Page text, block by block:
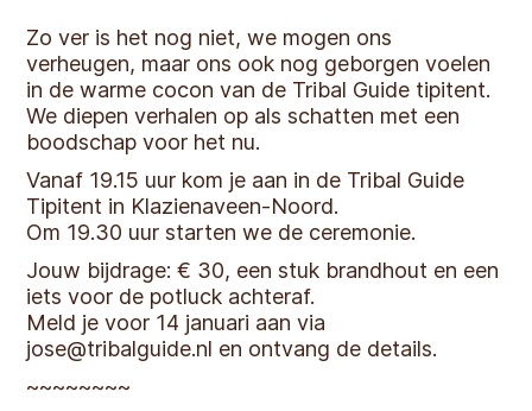
Zo ver is het nog niet, we mogen ons
verheugen, maar ons ook nog geborgen voelen
in de warme cocon van de Tribal Guide tipitent.
We diepen verhalen op als schatten met een
boodschap voor het nu.
Vanaf 19.15 uur kom je aan in de Tribal Guide
Tipitent in Klazienaveen-Noord.
Om 19.30 uur starten we de ceremonie.
Jouw bijdrage: € 30, een stuk brandhout en een
iets voor de potluck achteraf.
Meld je voor 14 januari aan via
jose@tribalguide.nl en ontvang de details.
~~~~~~~~